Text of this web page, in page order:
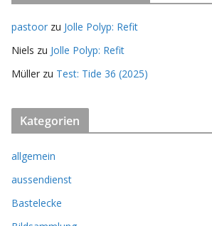
pastoor zu Jolle Polyp: Refit
Niels zu Jolle Polyp: Refit
Müller zu Test: Tide 36 (2025)
Kategorien
allgemein
aussendienst
Bastelecke